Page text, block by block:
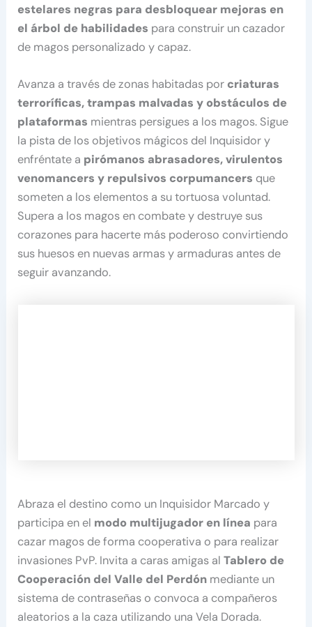
estelares negras para desbloquear mejoras en
el árbol de habilidades para construir un cazador
de magos personalizado y capaz.
Avanza a través de zonas habitadas por criaturas
terroríficas, trampas malvadas y obstáculos de
plataformas mientras persigues a los magos. Sigue
la pista de los objetivos mágicos del Inquisidor y
enfréntate a pirómanos abrasadores, virulentos
venomancers y repulsivos corpumancers que
someten a los elementos a su tortuosa voluntad.
Supera a los magos en combate y destruye sus
corazones para hacerte más poderoso convirtiendo
sus huesos en nuevas armas y armaduras antes de
seguir avanzando.
Abraza el destino como un Inquisidor Marcado y
participa en el modo multijugador en línea para
cazar magos de forma cooperativa o para realizar
invasiones PvP. Invita a caras amigas alTablero de
Cooperación del Valle del Perdón mediante un
sistema de contraseñas o convoca a compañeros
aleatorios a la caza utilizando una Vela Dorada.